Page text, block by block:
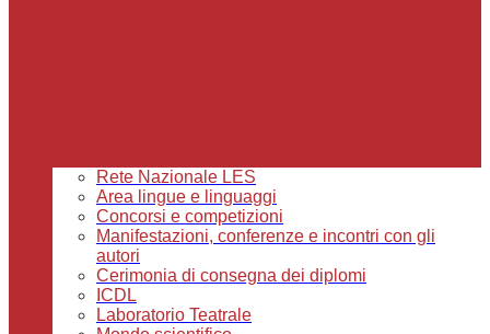
Rete Nazionale LES
Area lingue e linguaggi
Concorsi e competizioni
Manifestazioni, conferenze e incontri con gli
autori
Cerimonia di consegna dei diplomi
ICDL
Laboratorio Teatrale